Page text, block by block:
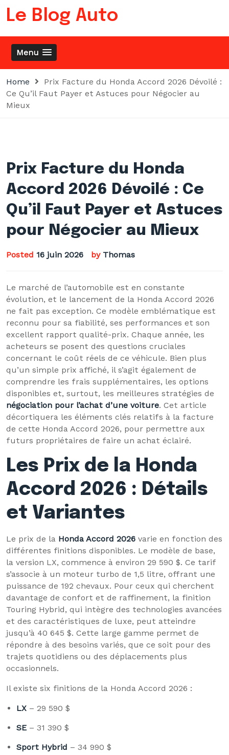
Skip
Le Blog Auto
Menu
Home
Prix Facture du Honda Accord 2026 Dévoilé :
Ce Qu’il Faut Payer et Astuces pour Négocier au
Mieux
Prix Facture du Honda
Accord 2026 Dévoilé : Ce
Qu’il Faut Payer et Astuces
pour Négocier au Mieux
Posted 16 juin 2026 by Thomas
Le marché de l’automobile est en constante
évolution, et le lancement de la Honda Accord 2026
ne fait pas exception. Ce modèle emblématique est
reconnu pour sa fiabilité, ses performances et son
excellent rapport qualité-prix. Chaque année, les
acheteurs se posent des questions cruciales
concernant le coût réels de ce véhicule. Bien plus
qu’un simple prix affiché, il s’agit également de
comprendre les frais supplémentaires, les options
disponibles et, surtout, les meilleures stratégies de
négociation pour l’achat d’une voiture. Cet article
décortiquera les éléments clés relatifs à la facture
de cette Honda Accord 2026, pour permettre aux
futurs propriétaires de faire un achat éclairé.
Les Prix de la Honda
Accord 2026 : Détails
et Variantes
Le prix de la Honda Accord 2026 varie en fonction des
différentes finitions disponibles. Le modèle de base,
la version LX, commence à environ 29 590 $. Ce tarif
s’associe à un moteur turbo de 1,5 litre, offrant une
puissance de 192 chevaux. Pour ceux qui cherchent
davantage de confort et de raffinement, la finition
Touring Hybrid, qui intègre des technologies avancées
et des caractéristiques de luxe, peut atteindre
jusqu’à 40 645 $. Cette large gamme permet de
répondre à des besoins variés, que ce soit pour des
trajets quotidiens ou des déplacements plus
occasionnels.
Il existe six finitions de la Honda Accord 2026 :
LX – 29 590 $
SE – 31 390 $
Sport Hybrid – 34 990 $